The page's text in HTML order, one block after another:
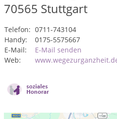
70565 Stuttgart
Telefon: 0711-743104
Handy:
0175-5575667
E-Mail:
E-Mail senden
Web: